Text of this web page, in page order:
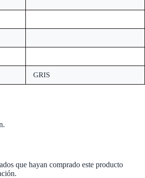
GRIS
que hayan comprado este producto